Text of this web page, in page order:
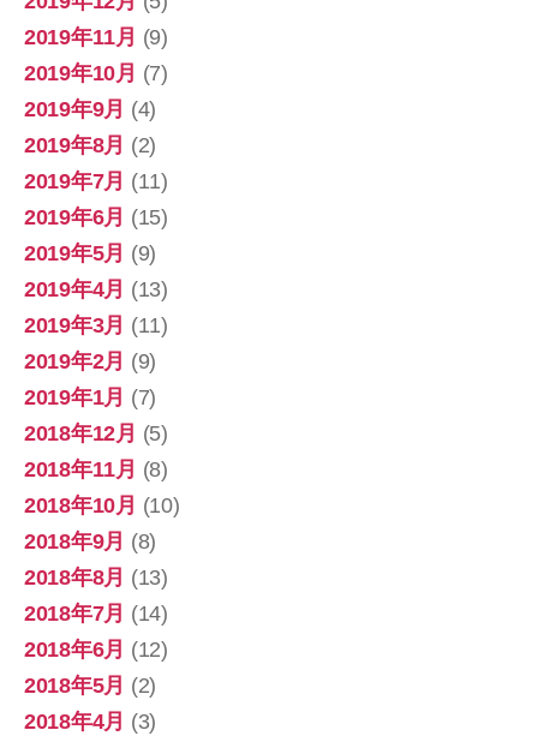
2019年11月 (9)
2019年10月 (7)
2019年9月 (4)
2019年8月 (2)
2019年7月 (11)
2019年6月 (15)
2019年5月 (9)
2019年4月 (13)
2019年3月 (11)
2019年2月 (9)
2019年1月 (7)
2018年12月 (5)
2018年11月 (8)
2018年10月 (10)
2018年9月 (8)
2018年8月 (13)
2018年7月 (14)
2018年6月 (12)
2018年5月 (2)
2018年4月 (3)